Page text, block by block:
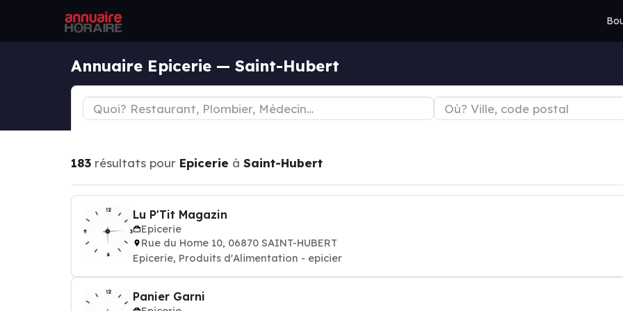
Annuaire Epicerie — Saint-Hubert
183 résultats pour Epicerie à Saint-Hubert
Lu P'Tit Magazin
Epicerie
Rue du Home 10, 06870 SAINT-HUBERT
Epicerie, Produits d'Alimentation - epicier
Panier Garni